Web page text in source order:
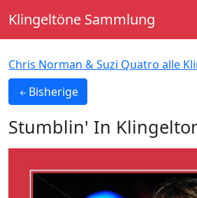
Klingeltöne Sammlung
Chris Norman & Suzi Quatro alle
Bisherige
Stumblin' In